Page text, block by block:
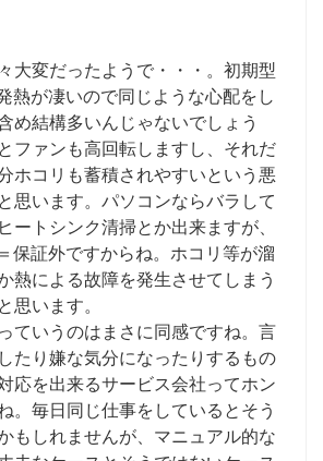
大変だったようで・・・。初期型
熱が凄いので同じような心配をし
め結構多いんじゃないでしょう
ファンも高回転しますし、それだ
ホコリも蓄積されやすいという悪
思います。パソコンならバラして
ートシンク清掃とか出来ますが、
保証外ですからね。ホコリ等が溜
熱による故障を発生させてしまう
思います。
ていうのはまさに同感ですね。言
たり嫌な気分になったりするもの
応を出来るサービス会社ってホン
。毎日同じ仕事をしているとそう
もしれませんが、マニュアル的な